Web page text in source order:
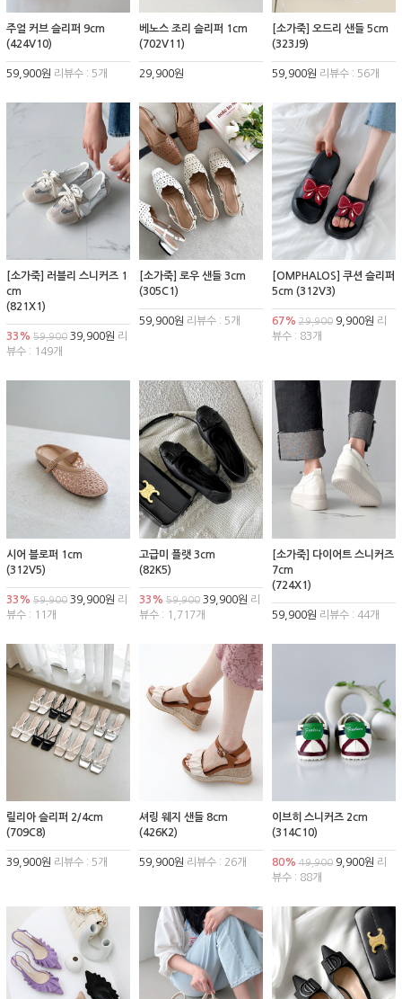
주얼 커브 슬리퍼 9cm
(424V10)
59,900원 리뷰수 : 5개
베노스 조리 슬리퍼 1cm
(702V11)
29,900원
[소가죽] 오드리 샌들 5cm
(323J9)
59,900원 리뷰수 : 56개
[소가죽] 러블리 스니커즈 1
cm
(821X1)
33% 59,900 39,900원 리
뷰수 : 149개
[소가죽] 로우 샌들 3cm
(305C1)
59,900원 리뷰수 : 5개
[OMPHALOS] 쿠션 슬리퍼
5cm (312V3)
67% 29,9009,900원 리
뷰수 : 83개
시어 블로퍼 1cm
(312V5)
33% 59,900 39,900원 리
뷰수 : 11개
고급미 플랫 3cm
(82K5)
33% 59,90039,900원 리
뷰수 : 1,717개
[소가죽] 다이어트 스니커즈
7cm
(724X1)
59,900원 리뷰수 : 44개
릴리아 슬리퍼 2/4cm
(709C8)
39,900원 리뷰수 : 5개
셔링 웨지 샌들 8cm
(426K2)
59,900원 리뷰수 : 26개
이브히 스니커즈 2cm
(314C10)
80% 49,9009,900원 리
뷰수 : 88개